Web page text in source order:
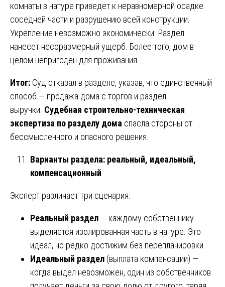
комнаты в натуре приведет к неравномерной осадке
соседней части и разрушению всей конструкции.
Укрепление невозможно экономически. Раздел
нанесет несоразмерный ущерб. Более того, дом в
целом непригоден для проживания.
Итог: Суд отказал в разделе, указав, что единственный
способ — продажа дома с торгов и раздел
выручки. Судебная строительно-техническая
экспертиза по разделу дома спасла стороны от
бессмысленного и опасного решения.
Варианты раздела: реальный, идеальный,
компенсационный
Эксперт различает три сценария:
Реальный раздел — каждому собственнику
выделяется изолированная часть в натуре. Это
идеал, но редко достижим без перепланировки.
Идеальный раздел (выплата компенсации) —
когда выдел невозможен, один из собственников